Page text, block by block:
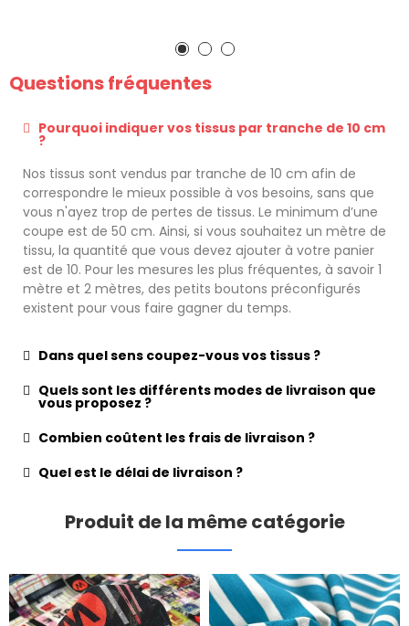
Questions fréquentes
Pourquoi indiquer vos tissus par tranche de 10 cm
?
Nos tissus sont vendus par tranche de 10 cm afin de
correspondre le mieux possible à vos besoins, sans que
vous n'ayez trop de pertes de tissus. Le minimum d’une
coupe est de 50 cm. Ainsi, si vous souhaitez un mètre de
tissu, la quantité que vous devez ajouter à votre panier
est de 10. Pour les mesures les plus fréquentes, à savoir 1
mètre et 2 mètres, des petits boutons préconfigurés
existent pour vous faire gagner du temps.
Dans quel sens coupez-vous vos tissus ?
Quels sont les différents modes de livraison que
vous proposez ?
Combien coûtent les frais de livraison ?
Quel est le délai de livraison ?
Produit de la même catégorie